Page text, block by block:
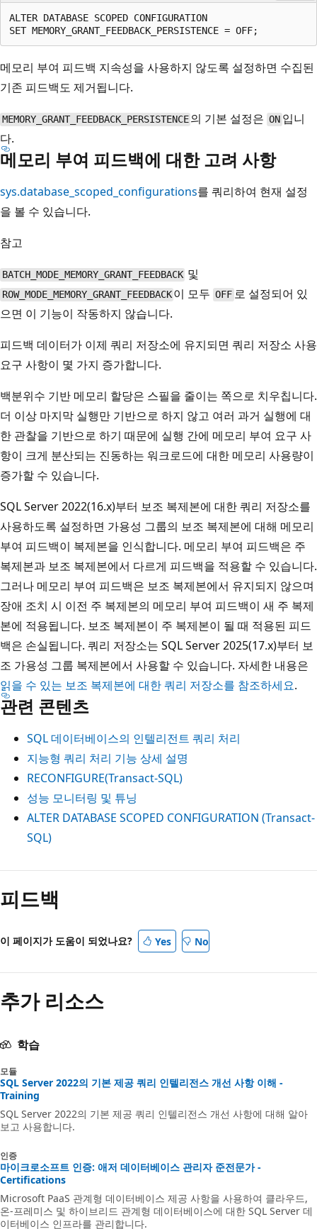
ALTER DATABASE SCOPED CONFIGURATION
메모리 부여 피드백 지속성을 사용하지 않도록 설정하면 수집된
기존 피드백도 제거됩니다.
MEMORY_GRANT_FEEDBACK_PERSISTENCE 의 기본 설정은ON입니
다.
메모리 부여 피드백에 대한 고려 사항
sys.database_scoped_configurations를 쿼리하여 현재 설정
을 볼 수 있습니다.
참고
BATCH_MODE_MEMORY_GRANT_FEEDBACK 및
ROW_MODE_MEMORY_GRANT_FEEDBACK 이 모두OFF로 설정되어 있
으면 이 기능이 작동하지 않습니다.
피드백 데이터가 이제 쿼리 저장소에 유지되면 쿼리 저장소 사용
요구 사항이 몇 가지 증가합니다.
백분위수 기반 메모리 할당은 스필을 줄이는 쪽으로 치우칩니다.
더 이상 마지막 실행만 기반으로 하지 않고 여러 과거 실행에 대
한 관찰을 기반으로 하기 때문에 실행 간에 메모리 부여 요구 사
항이 크게 분산되는 진동하는 워크로드에 대한 메모리 사용량이
증가할 수 있습니다.
SQL Server 2022(16.x)부터 보조 복제본에 대한 쿼리 저장소를
사용하도록 설정하면 가용성 그룹의 보조 복제본에 대해 메모리
부여 피드백이 복제본을 인식합니다. 메모리 부여 피드백은 주
복제본과 보조 복제본에서 다르게 피드백을 적용할 수 있습니다.
그러나 메모리 부여 피드백은 보조 복제본에서 유지되지 않으며
장애 조치 시 이전 주 복제본의 메모리 부여 피드백이 새 주 복제
본에 적용됩니다. 보조 복제본이 주 복제본이 될 때 적용된 피드
백은 손실됩니다. 쿼리 저장소는 SQL Server 2025(17.x)부터 보
조 가용성 그룹 복제본에서 사용할 수 있습니다. 자세한 내용은
읽을 수 있는 보조 복제본에 대한 쿼리 저장소를 참조하세요.
관련 콘텐츠
SQL 데이터베이스의 인텔리전트 쿼리 처리
지능형 쿼리 처리 기능 상세 설명
RECONFIGURE(Transact-SQL)
성능 모니터링 및 튜닝
ALTER DATABASE SCOPED CONFIGURATION (Transact-
SQL)
피드백
이 페이지가 도움이 되었나요? Yes No
추가 리소스
학습
모듈
SQL Server 2022의 기본 제공 쿼리 인텔리전스 개선 사항 이해 -
Training
SQL Server 2022의 기본 제공 쿼리 인텔리전스 개선 사항에 대해 알아
보고 사용합니다.
인증
마이크로소프트 인증: 애저 데이터베이스 관리자 준전문가 -
Certifications
Microsoft PaaS 관계형 데이터베이스 제공 사항을 사용하여 클라우드,
온-프레미스 및 하이브리드 관계형 데이터베이스에 대한 SQL Server 데
이터베이스 인프라를 관리합니다.